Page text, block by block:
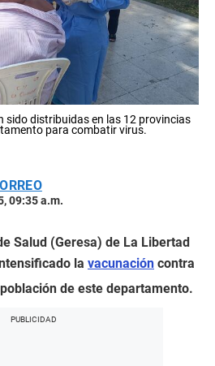
sido distribuidas en las 12 provincias
para combatir virus.
09:35 a.m.
Salud (Geresa) de La Libertad
la vacunación contra
de este departamento.